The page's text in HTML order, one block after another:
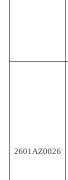
2601AZ0026